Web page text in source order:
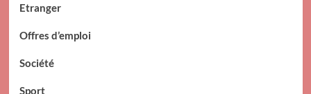
Etranger
Offres d’emploi
Société
Sport